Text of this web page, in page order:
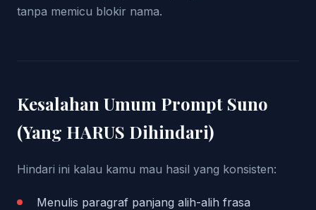
tanpa memicu blokir nama.
Kesalahan Umum Prompt Suno
(Yang HARUS Dihindari)
Hindari ini kalau kamu mau hasil yang konsisten:
Menulis paragraf panjang alih-alih frasa